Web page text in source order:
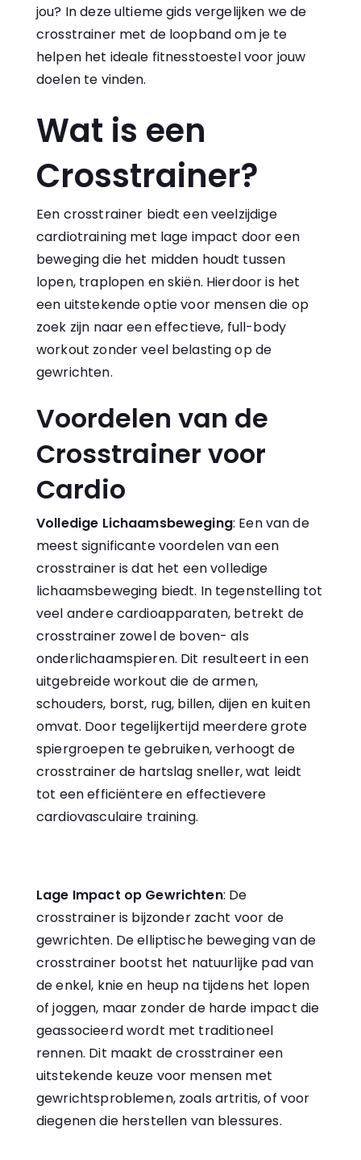
jou? In deze ultieme gids vergelijken we de
crosstrainermet de loopband om je te
helpen het ideale fitnesstoestel voor jouw
doelen te vinden.
Wat is een
Crosstrainer?
Een crosstrainer biedt een veelzijdige
cardiotraining met lage impact door een
beweging die het midden houdt tussen
lopen, traplopen en skiën. Hierdoor is het
een uitstekende optie voor mensen die op
zoek zijn naar een effectieve, full-body
workout zonder veel belasting op de
gewrichten.
Voordelen van de
Crosstrainer voor
Cardio
Volledige Lichaamsbeweging: Een van de
meest significante voordelen van een
crosstrainer is dat het een volledige
lichaamsbeweging biedt. In tegenstelling tot
veel andere cardioapparaten, betrekt de
crosstrainer zowel de boven- als
onderlichaamspieren. Dit resulteert in een
uitgebreide workout die de armen,
schouders, borst, rug, billen, dijen en kuiten
omvat. Door tegelijkertijd meerdere grote
spiergroepen te gebruiken, verhoogt de
crosstrainer de hartslag sneller, wat leidt
tot een efficiëntere en effectievere
cardiovasculaire training.
Lage Impact op Gewrichten: De
crosstrainer is bijzonder zacht voor de
gewrichten. De elliptische beweging van de
crosstrainer bootst het natuurlijke pad van
de enkel, knie en heup na tijdens het lopen
of joggen, maar zonder de harde impact die
geassocieerd wordt met traditioneel
rennen. Dit maakt de crosstrainer een
uitstekende keuze voor mensen met
gewrichtsproblemen, zoals artritis, of voor
diegenen die herstellen van blessures.